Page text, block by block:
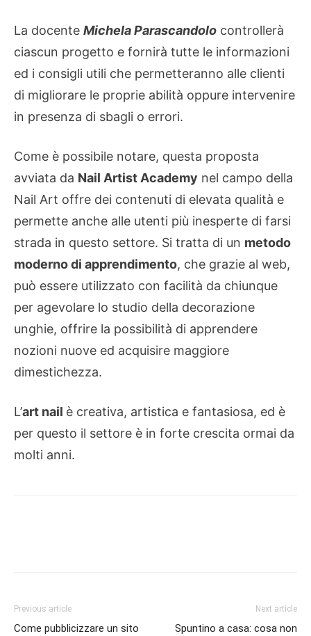
La docente Michela Parascandolo controllerà
ciascun progetto e fornirà tutte le informazioni
ed i consigli utili che permetteranno alle clienti
di migliorare le proprie abilità oppure intervenire
in presenza di sbagli o errori.
Come è possibile notare, questa proposta
avviata da Nail Artist Academy nel campo della
Nail Art offre dei contenuti di elevata qualità e
permette anche alle utenti più inesperte di farsi
strada in questo settore. Si tratta di un metodo
moderno di apprendimento, che grazie al web,
può essere utilizzato con facilità da chiunque
per agevolare lo studio della decorazione
unghie, offrire la possibilità di apprendere
nozioni nuove ed acquisire maggiore
dimestichezza.
L’art nail è creativa, artistica e fantasiosa, ed è
per questo il settore è in forte crescita ormai da
molti anni.
Previous article
Come pubblicizzare un sito
Next article
Spuntino a casa: cosa non